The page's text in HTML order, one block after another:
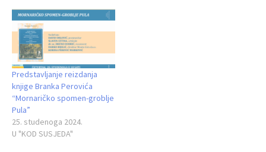
Predstavljanje reizdanja
knjige Branka Perovića
“Mornaričko spomen-groblje
Pula”
25. studenoga 2024.
U "KOD SUSJEDA"